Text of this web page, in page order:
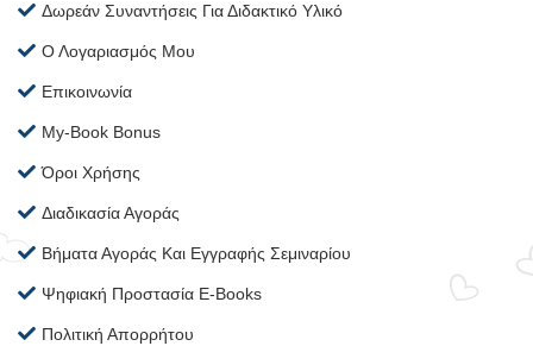
Δωρεάν Συναντήσεις Για Διδακτικό Υλικό
Ο Λογαριασμός Μου
Επικοινωνία
My-Book Bonus
Όροι Χρήσης
Διαδικασία Αγοράς
Βήματα Αγοράς Και Εγγραφής Σεμιναρίου
Ψηφιακή Προστασία E-Books
Πολιτική Απορρήτου